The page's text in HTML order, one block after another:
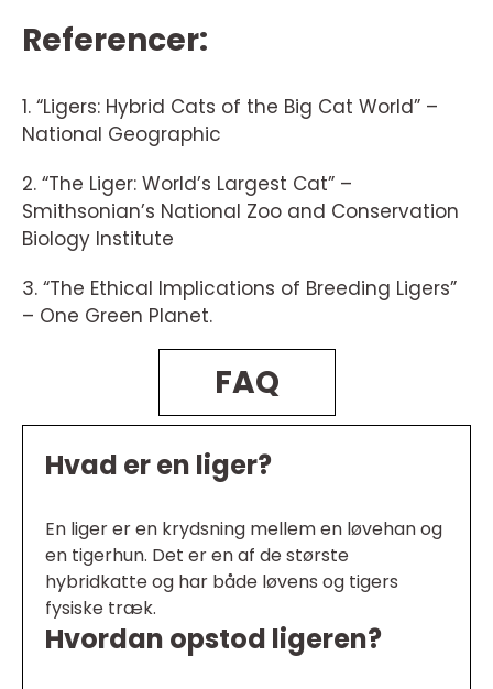
Referencer:
1. “Ligers: Hybrid Cats of the Big Cat World” –
National Geographic
2. “The Liger: World’s Largest Cat” –
Smithsonian’s National Zoo and Conservation
Biology Institute
3. “The Ethical Implications of Breeding Ligers”
– One Green Planet.
FAQ
Hvad er en liger?
En liger er en krydsning mellem en løvehan og
en tigerhun. Det er en af de største
hybridkatte og har både løvens og tigers
fysiske træk.
Hvordan opstod ligeren?